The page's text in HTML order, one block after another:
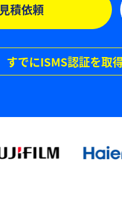
見積依頼
すでにISMS認証を取